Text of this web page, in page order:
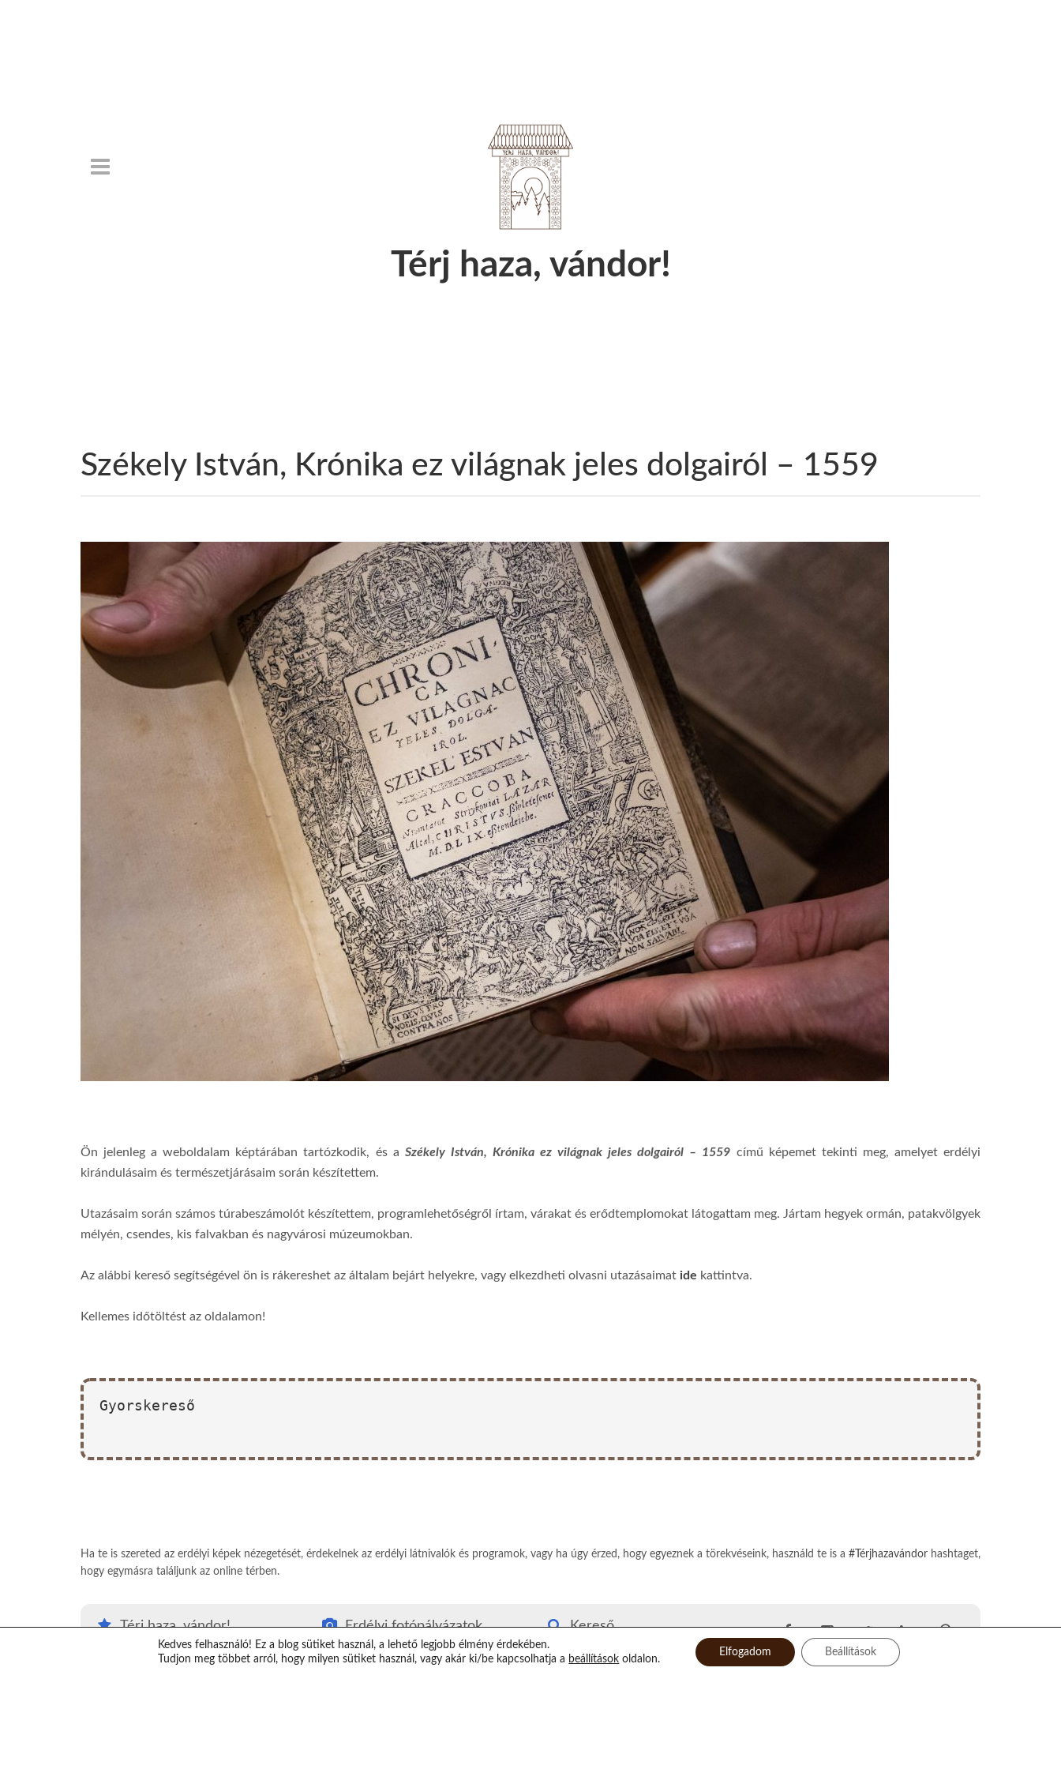
Térj haza, vándor!
Székely István, Krónika ez világnak jeles dolgairól – 1559
Ön jelenleg a weboldalam képtárában tartózkodik, és a Székely István, Krónika ez világnak jeles dolgairól – 1559 című képemet tekinti meg, amelyet erdélyi
kirándulásaim és természetjárásaim során készítettem.
Utazásaim során számos túrabeszámolót készítettem, programlehetőségről írtam, várakat és erődtemplomokat látogattam meg. Jártam hegyek ormán, patakvölgyek
mélyén, csendes, kis falvakban és nagyvárosi múzeumokban.
Az alábbi kereső segítségével ön is rákereshet az általam bejárt helyekre, vagy elkezdheti olvasni utazásaimat ide kattintva.
Kellemes időtöltést az oldalamon!
Gyorskereső
Ha te is szereted az erdélyi képek nézegetését, érdekelnek az erdélyi látnivalók és programok, vagy ha úgy érzed, hogy egyeznek a törekvéseink, használd te is a #Térjhazavándor hashtaget,
hogy egymásra találjunk az online térben.
Térj haza, vándor!
#Térjhazavándor
Erdélyi fotópályázatok
Erdély kvízjáték
Kereső
Rólam
FacebookInstagramTwitterLinkedIn
Kedves felhasználó! Ez a blog sütiket használ, a lehető legjobb élmény érdekében.
Tudjon meg többet arról, hogy milyen sütiket használ, vagy akár ki/be kapcsolhatja a beállítások oldalon.
Elfogadom Beállítások